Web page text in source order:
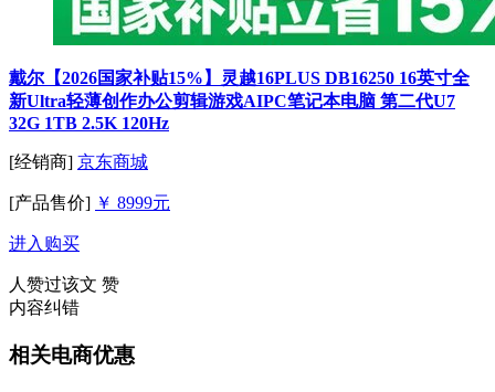
戴尔【2026国家补贴15%】灵越16PLUS DB16250 16英寸全
新Ultra轻薄创作办公剪辑游戏AIPC笔记本电脑 第二代U7
32G 1TB 2.5K 120Hz
[经销商] 京东商城
[产品售价] ￥ 8999元
进入购买
人赞过该文 赞
内容纠错
相关电商优惠